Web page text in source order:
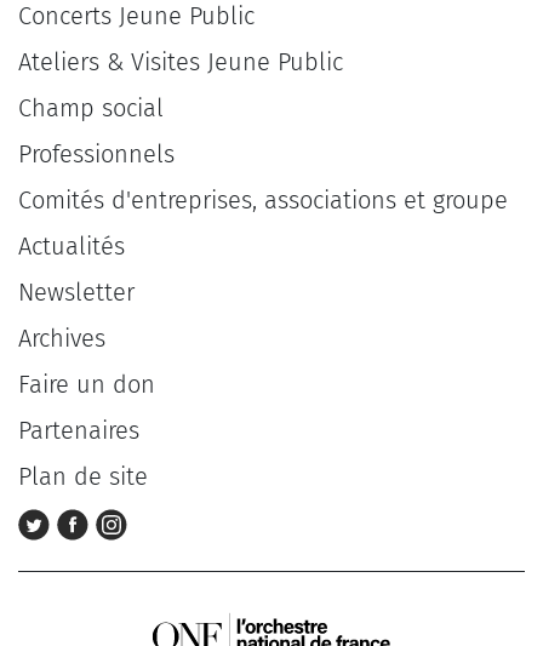
Concerts Jeune Public
Ateliers & Visites Jeune Public
Champ social
Professionnels
Comités d'entreprises, associations et groupe
Actualités
Newsletter
Archives
Faire un don
Partenaires
Plan de site